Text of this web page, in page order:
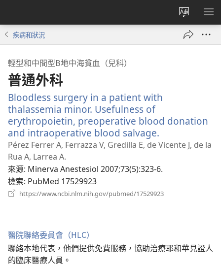
更
改
網
顯
疾病和狀況
輕型和中間型Β地中海貧血（兒科）
普通外科
Bloodless surgery in a patient with
thalassemia minor. Usefulness of
erythropoietin, preoperative blood donation
and intraoperative blood salvage.
啟
視
Pérez Ferrer A, Ferrazza V, Gredilla E, de Vicente J, de la
Rua A, Larrea A.
來源‎: Minerva Anestesiol 2007;73(5):323-6.
檢索‎: PubMed 17529923
https://www.ncbi.nlm.nih.gov/pubmed/17529923
醫院聯絡委員會（HLC）
聯絡本地代表，他們提供免費服務，協助治療耶和華見證人
的臨床醫療人員。